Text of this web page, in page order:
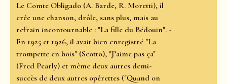
Le Comte Obligado (A. Barde, R. Moretti), il
crée une chanson, drôle, sans plus, mais au
refrain incontournable : "La fille du Bédouin". -
En 1925 et 1926, il avait bien enregistré "La
trompette en bois" (Scotto), "J’aime pas ça"
(Fred Pearly) et même deux autres demi-
succès de deux autres opérettes ("Quand on